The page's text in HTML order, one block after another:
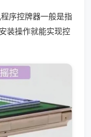
序控牌器一般是指
装操作就能实现控